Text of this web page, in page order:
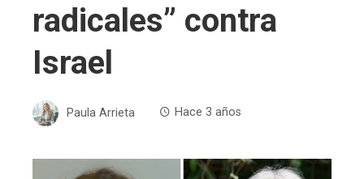
radicales” contra
Israel
Paula Arrieta Hace 3 años